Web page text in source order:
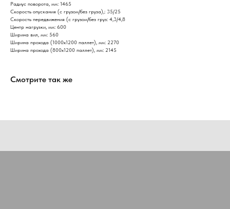
Радиус поворота, мм: 1465
Скорость опускания (с грузом/без груза),: 35/25
Скорость передвижения (с грузом/без груз: 4,3/4,8
Центр нагрузки, мм: 600
Ширина вил, мм: 560
Ширина прохода (1000х1200 паллет), мм: 2270
Ширина прохода (800х1200 паллет), мм: 2145
Смотрите так же